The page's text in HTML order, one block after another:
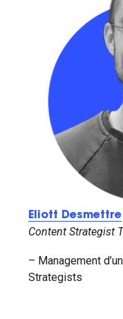
Eliott Desmettre
Content Strategist
– Management
Strategists